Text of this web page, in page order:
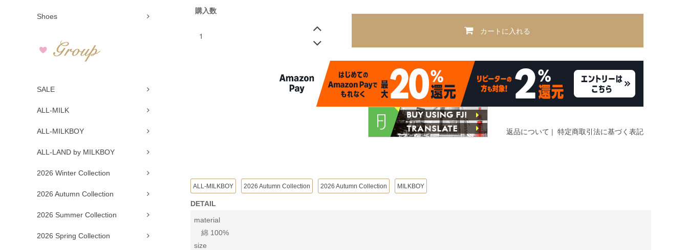
Shoes
SALE
ALL-MILK
ALL-MILKBOY
ALL-LAND by MILKBOY
2026 Winter Collection
2026 Autumn Collection
2026 Summer Collection
2026 Spring Collection
購入数
カートに入れる
返品について | 特定商取引法に基づく表記
ALL-MILKBOY 2026 Autumn Collection 2026 Autumn Collection MILKBOY
DETAIL
material
綿 100%
size